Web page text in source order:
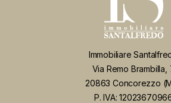
Immobiliare
Via Remo Brambilla,
20863 Concorezzo
P. IVA: